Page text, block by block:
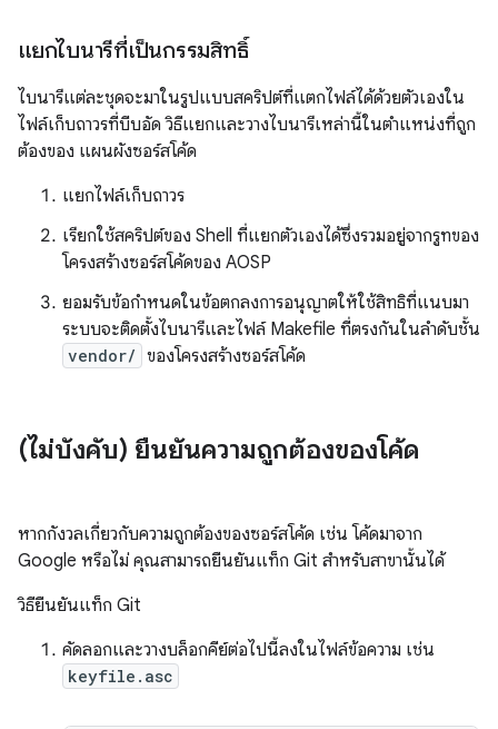
แยกไบนารีที่เป็นกรรมสิทธิ์
ไบนารีแต่ละชุดจะมาในรูปแบบสคริปต์ที่แตกไฟล์ได้ด้วยตัวเองใน
ไฟล์เก็บถาวรที่บีบอัด วิธีแยกและวางไบนารีเหล่านี้ในตำแหน่งที่ถูก
ต้องของ แผนผังซอร์สโค้ด
แยกไฟล์เก็บถาวร
เรียกใช้สคริปต์ของ Shell ที่แยกตัวเองได้ซึ่งรวมอยู่จากรูทของ
โครงสร้างซอร์สโค้ดของ AOSP
ยอมรับข้อกำหนดในข้อตกลงการอนุญาตให้ใช้สิทธิที่แนบมา
ระบบจะติดตั้งไบนารีและไฟล์ Makefile ที่ตรงกันในลำดับชั้น
vendor/ ของโครงสร้างซอร์สโค้ด
(ไม่บังคับ) ยืนยันความถูกต้องของโค้ด
หากกังวลเกี่ยวกับความถูกต้องของซอร์สโค้ด เช่น โค้ดมาจาก
Google หรือไม่ คุณสามารถยืนยันแท็ก Git สำหรับสาขานั้นได้
วิธียืนยันแท็ก Git
คัดลอกและวางบล็อกคีย์ต่อไปนี้ลงในไฟล์ข้อความ เช่น
keyfile.asc